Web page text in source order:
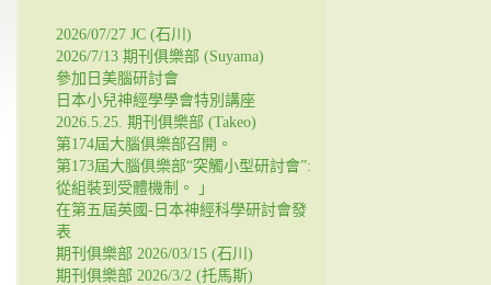
2026/07/27 JC (石川)
2026/7/13 期刊俱樂部 (Suyama)
參加日美腦研討會
日本小兒神經學學會特別講座
2026.5.25. 期刊俱樂部 (Takeo)
第174屆大腦俱樂部召開。
第173屆大腦俱樂部“突觸小型研討會”:
從組裝到受體機制。 」
在第五屆英國-日本神經科學研討會發
表
期刊俱樂部 2026/03/15 (石川)
期刊俱樂部 2026/3/2 (托馬斯)